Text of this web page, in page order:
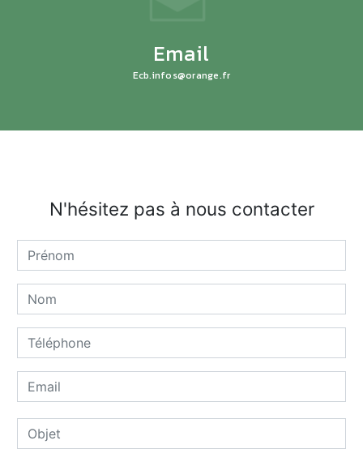
Email
ecb.infos@orange.fr
N'hésitez pas à nous contacter